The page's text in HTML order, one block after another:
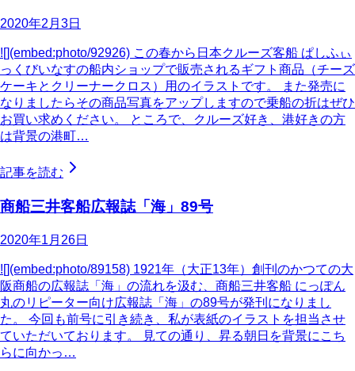
2020年2月3日
![](embed:photo/92926) この春から日本クルーズ客船 ぱしふぃ
っくびいなすの船内ショップで販売されるギフト商品（チーズ
ケーキとクリーナークロス）用のイラストです。 また発売に
なりましたらその商品写真をアップしますので乗船の折はぜひ
お買い求めください。 ところで、クルーズ好き、港好きの方
は背景の港町…
記事を読む
商船三井客船広報誌「海」89号
2020年1月26日
![](embed:photo/89158) 1921年（大正13年）創刊のかつての大
阪商船の広報誌「海」の流れを汲む、商船三井客船 にっぽん
丸のリピーター向け広報誌「海」の89号が発刊になりまし
た。 今回も前号に引き続き、私が表紙のイラストを担当させ
ていただいております。 見ての通り、昇る朝日を背景にこち
らに向かっ…